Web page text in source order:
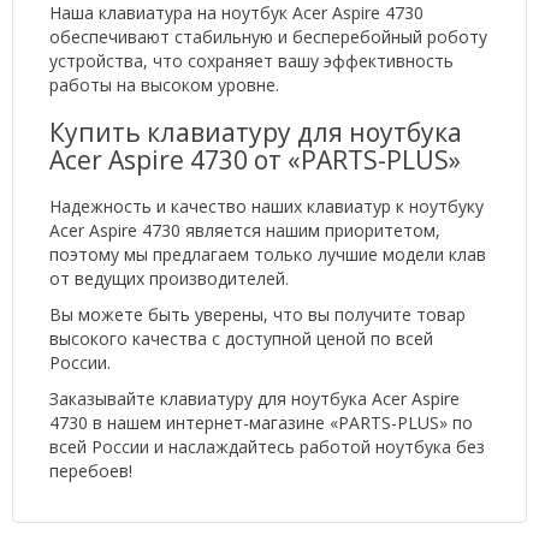
Наша клавиатура на ноутбук Acer Aspire 4730
обеспечивают стабильную и бесперебойный роботу
устройства, что сохраняет вашу эффективность
работы на высоком уровне.
Купить клавиатуру для ноутбука
Acer Aspire 4730 от «PARTS-PLUS»
Надежность и качество наших клавиатур к ноутбуку
Acer Aspire 4730 является нашим приоритетом,
поэтому мы предлагаем только лучшие модели клав
от ведущих производителей.
Вы можете быть уверены, что вы получите товар
высокого качества с доступной ценой по всей
России.
Заказывайте клавиатуру для ноутбука Acer Aspire
4730 в нашем интернет-магазине «PARTS-PLUS» по
всей России и наслаждайтесь работой ноутбука без
перебоев!